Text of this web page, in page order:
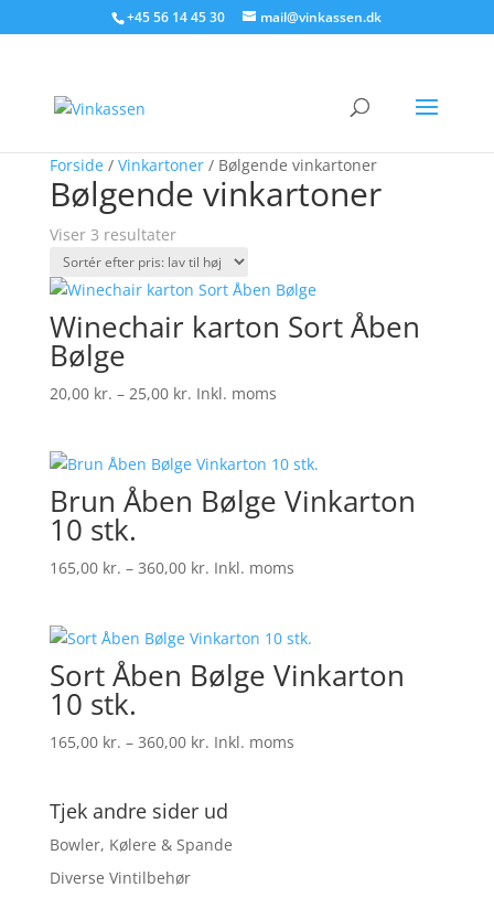
+45 56 14 45 30 mail@vinkassen.dk
Søg produkter - start med at skrive
Forside/ Vinkartoner/ Bølgende vinkartoner
Bølgende vinkartoner
Viser 3 resultaterSorteret
efter
pris:
til
Tilbud!
Winechair karton Sort Åben
Bølge
20,00 kr. – 25,00 kr.Prisinterval:
25,00 kr.
Inkl. moms
Brun Åben Bølge Vinkarton
10 stk.
165,00 kr. – 360,00 kr.Prisinterval:
360,00 kr.
Inkl. moms
Sort Åben Bølge Vinkarton
10 stk.
165,00 kr. – 360,00 kr.Prisinterval:
360,00 kr.
Inkl. moms
Tjek andre sider ud
Bowler, Kølere & Spande
Diverse Vintilbehør